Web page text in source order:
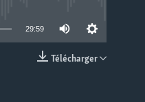
29:59
Télécharger